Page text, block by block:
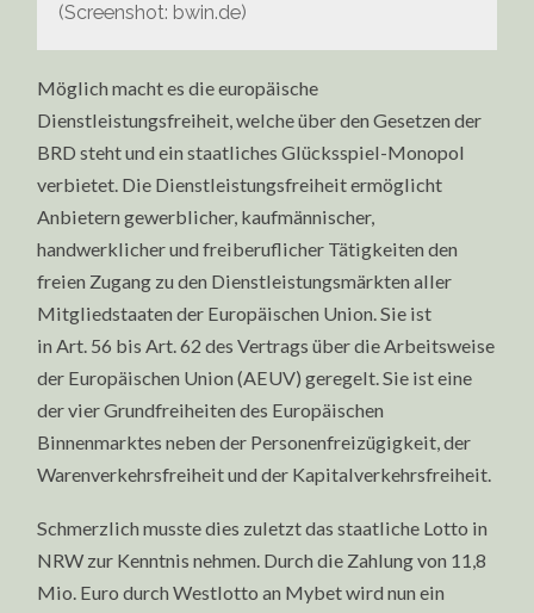
(Screenshot: bwin.de)
Möglich macht es die europäische
Dienstleistungsfreiheit, welche über den Gesetzen der
BRD steht und ein staatliches Glücksspiel-Monopol
verbietet. Die Dienstleistungsfreiheit ermöglicht
Anbietern gewerblicher, kaufmännischer,
handwerklicher und freiberuflicher Tätigkeiten den
freien Zugang zu den Dienstleistungsmärkten aller
Mitgliedstaaten der Europäischen Union. Sie ist
in Art. 56 bis Art. 62 des Vertrags über die Arbeitsweise
der Europäischen Union (AEUV) geregelt. Sie ist eine
der vier Grundfreiheiten des Europäischen
Binnenmarktes neben der Personenfreizügigkeit, der
Warenverkehrsfreiheit und der Kapitalverkehrsfreiheit.
Schmerzlich musste dies zuletzt das staatliche Lotto in
NRW zur Kenntnis nehmen. Durch die Zahlung von 11,8
Mio. Euro durch Westlotto an Mybet wird nun ein